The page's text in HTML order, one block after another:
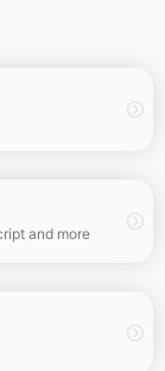
and more